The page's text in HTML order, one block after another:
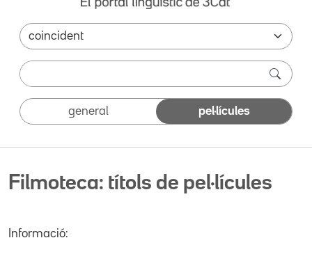
general pel·lícules
Filmoteca: títols de pel·lícules
Informació: